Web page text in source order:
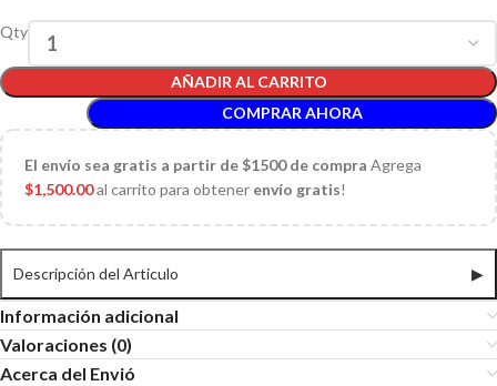
Qty
AÑADIR AL CARRITO
COMPRAR AHORA
El envío sea gratis a partir de $1500 de compra Agrega
$1,500.00al carrito para obtener envío gratis!
Descripción del Articulo ▶
Información adicional
Valoraciones (0)
Acerca del Envió